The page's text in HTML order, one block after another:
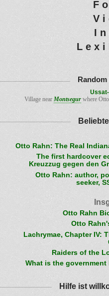
Village near Montsegurwhere
Otto Rahn: The Real
The first hardcover
Kreuzzug gegen den
Otto Rahn: author,
seeker,
Otto Rahn
Otto
Lachrymae, Chapter IV:
Raiders of the
What is the government
Hilfe ist